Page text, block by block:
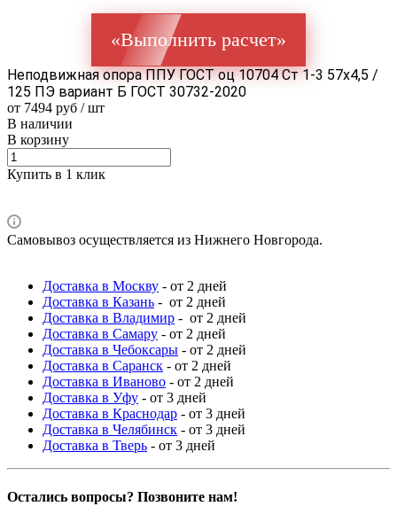
«Выполнить расчет»
Неподвижная опора ППУ ГОСТ оц 10704 Ст 1-3 57x4,5 /
125 ПЭ вариант Б ГОСТ 30732-2020
от 7494 руб / шт
В наличии
В корзину
Купить в 1 клик
Самовывоз осуществляется из Нижнего Новгорода.
Доставка в Москву - от 2 дней
Доставка в Казань - от 2 дней
Доставка в Владимир - от 2 дней
Доставка в Самару - от 2 дней
Доставка в Чебоксары - от 2 дней
Доставка в Саранск - от 2 дней
Доставка в Иваново - от 2 дней
Доставка в Уфу - от 3 дней
Доставка в Краснодар - от 3 дней
Доставка в Челябинск - от 3 дней
Доставка в Тверь - от 3 дней
Остались вопросы? Позвоните нам!